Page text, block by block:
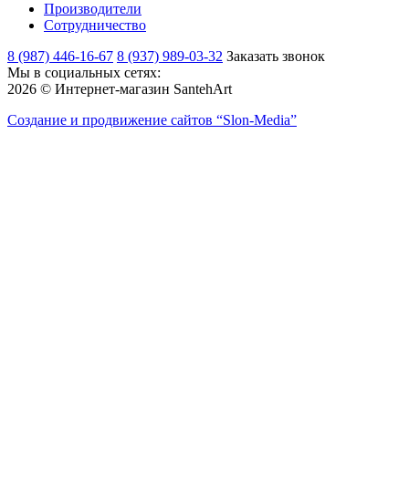
Производители
Сотрудничество
8 (987) 446-16-67 8 (937) 989-03-32 Заказать звонок
Мы в социальных сетях:
2026 © Интернет-магазин SantehArt
Создание и продвижение сайтов “Slon-Media”